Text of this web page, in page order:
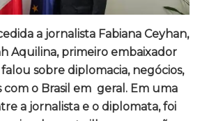
a jornalista Fabiana Ceyhan,
Aquilina, primeiro embaixador
sobre diplomacia, negócios,
o Brasil em geral. Em uma
a jornalista e o diplomata, foi